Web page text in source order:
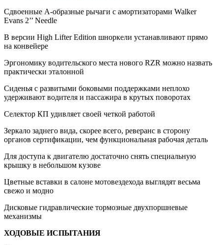
Сдвоенные A-образные рычаги с амортизаторами Walker
Evans 2’’ Needle
В версии High Lifter Edition шноркели устанавливают прямо
на конвейере
Эргономику водительского места нового RZR можно назвать
практически эталонной
Сиденья с развитыми боковыми поддержками неплохо
удерживают водителя и пассажира в крутых поворотах
Селектор КП удивляет своей четкой работой
Зеркало заднего вида, скорее всего, реверанс в сторону
органов сертификации, чем функциональная рабочая деталь
Для доступа к двигателю достаточно снять специальную
крышку в небольшом кузове
Цветные вставки в салоне мотовездехода выглядят весьма
свежо и модно
Дисковые гидравлические тормозные двухпоршневые
механизмы
ХОДОВЫЕ ИСПЫТАНИЯ